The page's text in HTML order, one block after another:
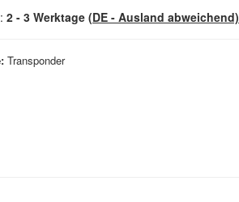
Transponder
2 - 3 Werktage (DE - Ausland abweichend)